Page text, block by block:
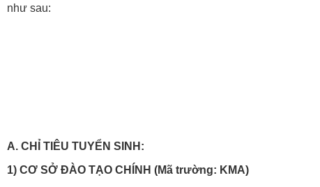
như sau:
A. CHỈ TIÊU TUYỂN SINH:
1) CƠ SỞ ĐÀO TẠO CHÍNH (Mã trường: KMA)